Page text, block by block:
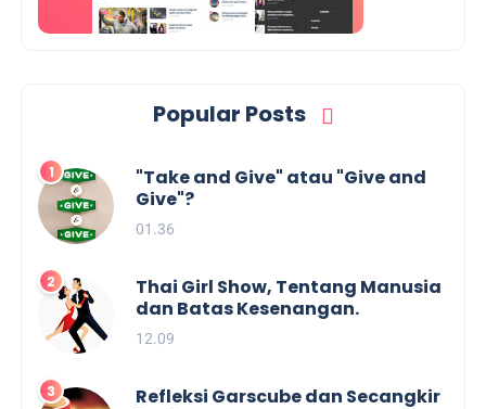
Popular Posts
"Take and Give" atau "Give and
Give"?
01.36
Thai Girl Show, Tentang Manusia
dan Batas Kesenangan.
12.09
Refleksi Garscube dan Secangkir